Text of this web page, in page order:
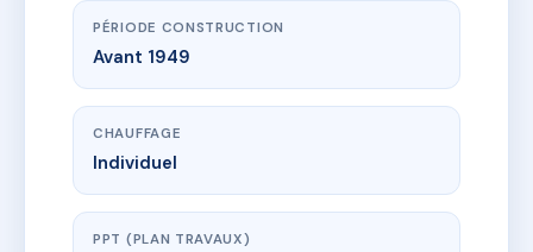
PÉRIODE CONSTRUCTION
Avant 1949
CHAUFFAGE
Individuel
PPT (PLAN TRAVAUX)